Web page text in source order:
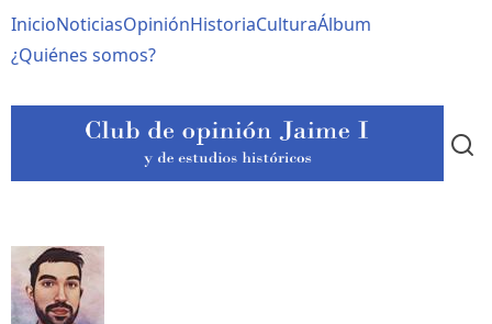
al
contenido
Navegación
principal
InicioNoticiasOpiniónHistoriaCulturaÁlbum
¿Quiénes somos?